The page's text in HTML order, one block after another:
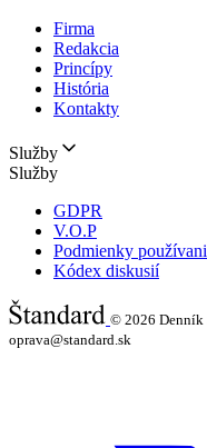
Firma
Redakcia
Princípy
História
Kontakty
Služby
Služby
GDPR
V.O.P
Podmienky
Kódex diskusií
© 2026 Denník
oprava@standard.sk